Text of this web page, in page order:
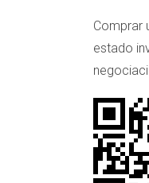
Comprar
estado